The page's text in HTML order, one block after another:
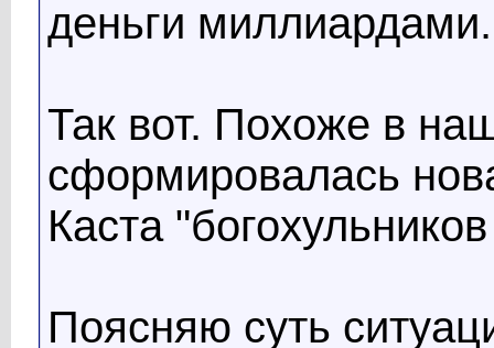
деньги
Так вот. Похоже в
сформировалась
Каста
Поясняю суть